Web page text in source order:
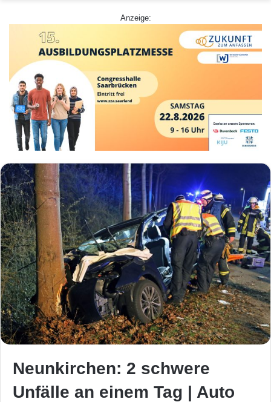
Anzeige:
Neunkirchen: 2 schwere
Unfälle an einem Tag | Auto